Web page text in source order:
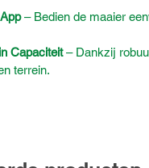
– Bedien de maaier
Capaciteit– Dankzij
terrein.